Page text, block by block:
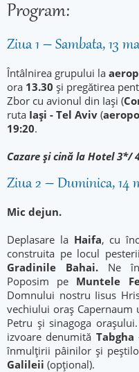
Program:
Ziua 1 – Sambata, 13
Întâlnirea grupului la
ora 13.30 și pregătirea
Zbor cu avionul din Iași (
ruta Iași - Tel Aviv (
19:20.
Cazare şi cină la Hotel 3*/
Ziua 2 – Duminica, 14
Mic dejun.
Deplasare la Haifa, cu
construita pe locul
Gradinile Bahai.Ne
Poposim pe Muntele
Domnului nostru Iisus
vechiului oraş Capernaum
Petru şi sinagoga
izvoare denumită Tabgha
înmulţirii pâinilor şi
Galileii (opţional).